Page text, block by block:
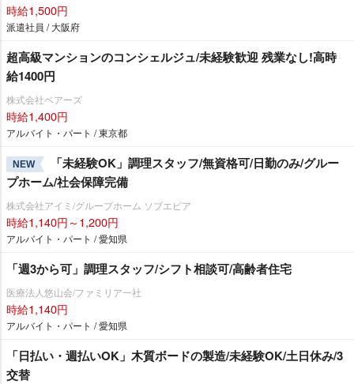
時給1,500円
派遣社員 / 大阪府
超高級マンションのコンシェルジュ/未経験歓迎 残業なし!高時
給1400円
株式会社ベアーズ
時給1,400円
アルバイト・パート / 東京都
NEW
「未経験OK」調理スタッフ/無資格可/日勤のみ/グルー
プホーム/社会保障完備
株式会社アイミ/グループホーム ソブエピア
時給1,140円～1,200円
アルバイト・パート / 愛知県
「週3から可」調理スタッフ/シフト相談可/高齢者住宅
医療法人悠山会/ファミリア一社
時給1,140円
アルバイト・パート / 愛知県
「日払い・週払いOK」木質ボードの製造/未経験OK/土日休み/3
交替